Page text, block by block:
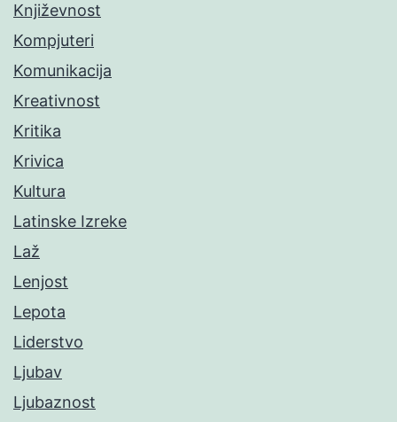
Književnost
Kompjuteri
Komunikacija
Kreativnost
Kritika
Krivica
Kultura
Latinske Izreke
Laž
Lenjost
Lepota
Liderstvo
Ljubav
Ljubaznost